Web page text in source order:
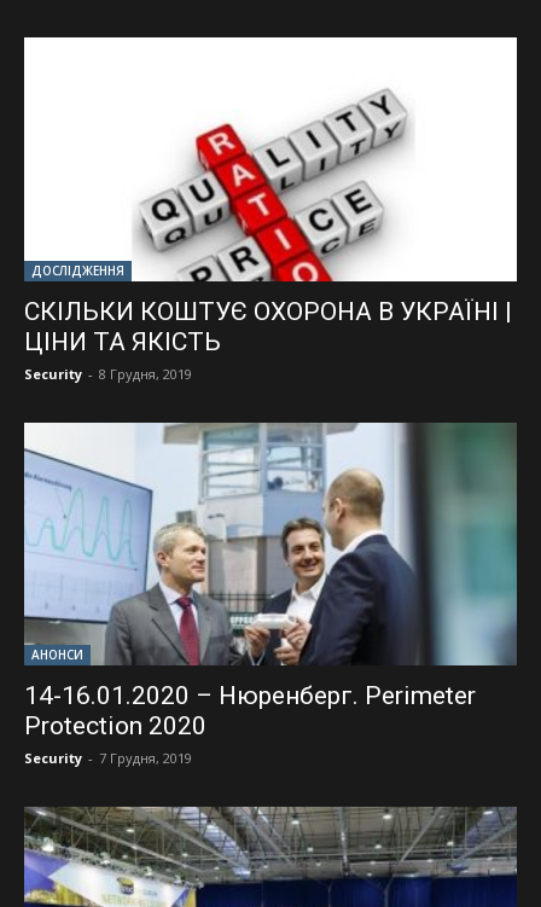
ДОСЛІДЖЕННЯ
СКІЛЬКИ КОШТУЄ ОХОРОНА В УКРАЇНІ |
ЦІНИ ТА ЯКІСТЬ
Security - 8 Грудня, 2019
АНОНСИ
14-16.01.2020 – Нюренберг. Perimeter
Protection 2020
Security - 7 Грудня, 2019